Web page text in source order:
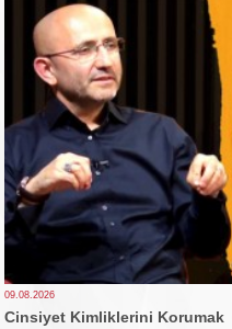
09.08.2026
Cinsiyet Kimliklerini Korumak